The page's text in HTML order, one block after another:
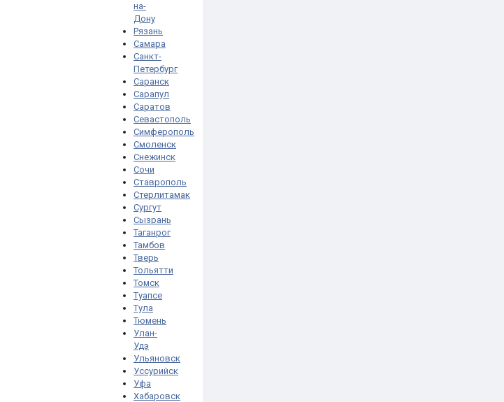
на-
Дону
Рязань
Самара
Санкт-
Петербург
Саранск
Сарапул
Саратов
Севастополь
Симферополь
Смоленск
Снежинск
Сочи
Ставрополь
Стерлитамак
Сургут
Сызрань
Таганрог
Тамбов
Тверь
Тольятти
Томск
Туапсе
Тула
Тюмень
Улан-
Удэ
Ульяновск
Уссурийск
Уфа
Хабаровск